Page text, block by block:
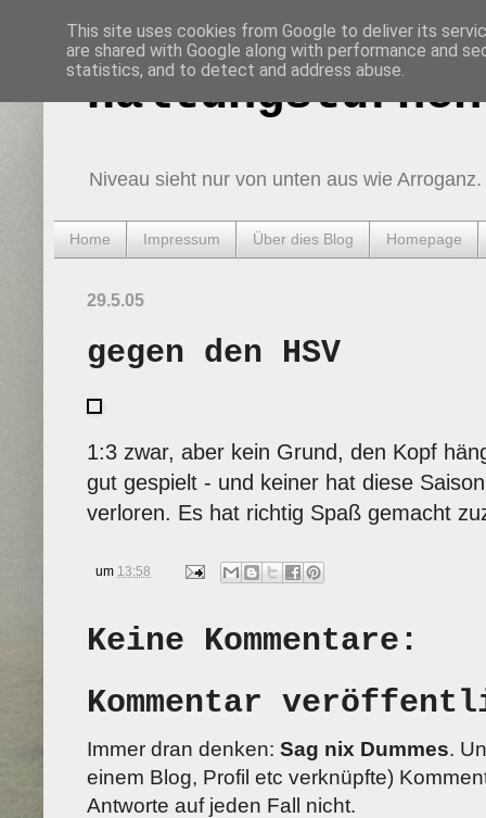
Haltungsturnen
Niveau sieht nur von unten aus wie Arroganz.
Home Impressum Über dies Blog Homepage
29.5.05
gegen den HSV
1:3 zwar, aber kein Grund, den Kopf
gut gespielt - und keiner hat diese
verloren. Es hat richtig Spaß gemacht
um 13:58
Keine Kommentare:
Kommentar
Immer dran denken: Sag nix Dummes.
einem Blog, Profil etc verknüpfte)
Antworte auf jeden Fall nicht.
This site uses cookies from Google to deliver its
are shared with Google along with performance and
statistics, and to detect and address abuse.